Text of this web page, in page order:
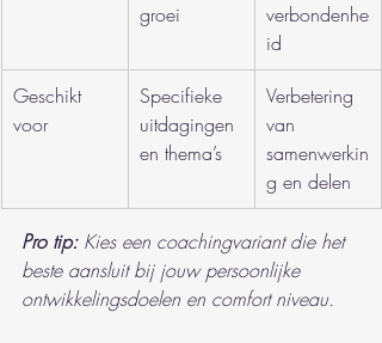
groei
verbondenhe
id
Geschikt
voor
Specifieke
uitdagingen
en thema’s
Verbetering
van
samenwerkin
g en delen
Pro tip: Kies een coachingvariant die het
beste aansluit bij jouw persoonlijke
ontwikkelingsdoelen en comfort niveau.